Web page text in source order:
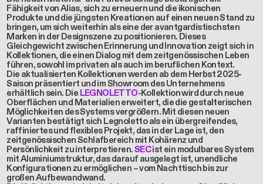
Fähigkeit von Alias, sich zu erneuern und die ikonischen
Produkte und die jüngsten Kreationen auf einen neuen Stand zu
bringen, um sich weiterhin als eine der avantgardistischsten
Marken in der Designszene zu positionieren. Dieses
Gleichgewicht zwischen Erinnerung und Innovation zeigt sich in
Kollektionen, die einen Dialog mit dem zeitgenössischen Leben
führen, sowohl im privaten als auch im beruflichen Kontext.
Die aktualisierten Kollektionen werden ab dem Herbst 2025-
Saison präsentiert und im Showroom des Unternehmens
erhältlich sein. Die LEGNOLETTO-Kollektion wird durch neue
Oberflächen und Materialien erweitert, die die gestalterischen
Möglichkeiten des Systems vergrößern. Mit diesen neuen
Varianten bestätigt sich Legnoletto als ein übergreifendes,
raffiniertes und flexibles Projekt, das in der Lage ist, den
zeitgenössischen Schlafbereich mit Kohärenz und
Persönlichkeit zu interpretieren.SECist ein modulbares System
mit Aluminiumstruktur, das darauf ausgelegt ist, unendliche
Konfigurationen zu ermöglichen – vom Nachttisch bis zur
großen Aufbewandwand.